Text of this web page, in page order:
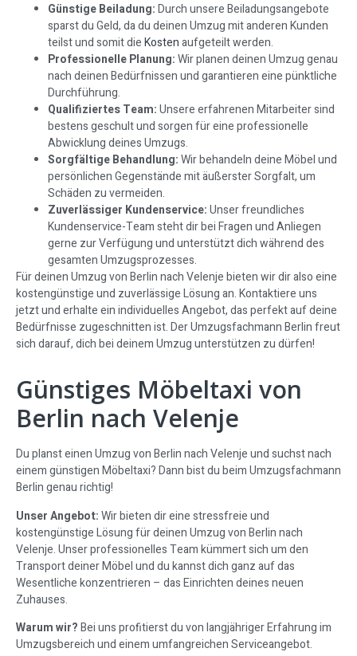
Günstige Beiladung:Durch unsere Beiladungsangebote
sparst du Geld, da du deinen Umzug mit anderen Kunden
teilst und somit dieKostenaufgeteilt werden.
Professionelle Planung:Wir planen deinen Umzug genau
nach deinen Bedürfnissen und garantieren eine pünktliche
Durchführung.
Qualifiziertes Team:Unsere erfahrenen Mitarbeiter sind
bestens geschult und sorgen für eine professionelle
Abwicklung deines Umzugs.
Sorgfältige Behandlung:Wir behandeln deine Möbel und
persönlichen Gegenstände mit äußerster Sorgfalt, um
Schäden zu vermeiden.
Zuverlässiger Kundenservice:Unser freundliches
Kundenservice-Team steht dir bei Fragen und Anliegen
gerne zur Verfügung und unterstützt dich während des
gesamten Umzugsprozesses.
Für deinen Umzug von Berlin nach Velenje bieten wir dir also eine
kostengünstige und zuverlässige Lösung an. Kontaktiere uns
jetzt und erhalte ein individuelles Angebot, das perfekt auf deine
Bedürfnisse zugeschnitten ist. Der Umzugsfachmann Berlin freut
sich darauf, dich bei deinem Umzug unterstützen zu dürfen!
Günstiges Möbeltaxi von
Berlin nach Velenje
Du planst einen Umzug von Berlin nach Velenje und suchst nach
einem günstigen Möbeltaxi? Dann bist du beim Umzugsfachmann
Berlin genau richtig!
Unser Angebot:Wir bieten dir eine stressfreie und
kostengünstige Lösung für deinen Umzug von Berlin nach
Velenje. Unser professionelles Team kümmert sich um den
Transport deiner Möbel und du kannst dich ganz auf das
Wesentliche konzentrieren – das Einrichten deines neuen
Zuhauses.
Warum wir?Bei uns profitierst du von langjähriger Erfahrung im
Umzugsbereich und einem umfangreichen Serviceangebot.